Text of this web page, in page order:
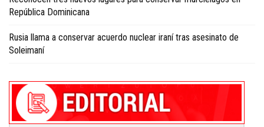
República Dominicana
Rusia llama a conservar acuerdo nuclear iraní tras asesinato de
Soleimaní